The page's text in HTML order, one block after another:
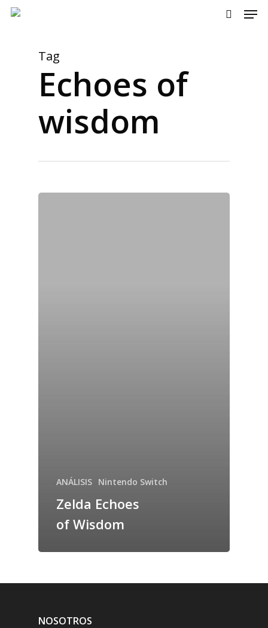
Skip
Tag
Echoes of
wisdom
ANÁLISIS Nintendo Switch
Zelda Echoes
of Wisdom
NOSOTROS